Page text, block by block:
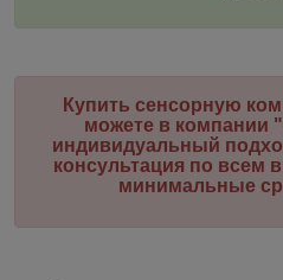
Купить сенсорную
можете в компании
индивидуальный
консультация по всем
минимальные